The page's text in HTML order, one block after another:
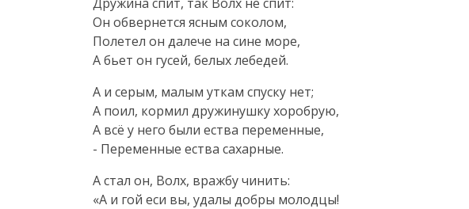
Он обвернется ясным соколом,
Полетел он далече на сине море,
А бьет он гусей, белых лебедей.
А и серым, малым уткам спуску нет;
А поил, кормил дружинушку хоробрую,
А всё у него были ества переменные,
- Переменные ества сахарные.
А стал он, Волх, вражбу чинить:
«А и гой еси вы, удалы добры молодцы!